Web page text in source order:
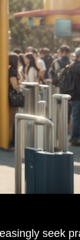
seek